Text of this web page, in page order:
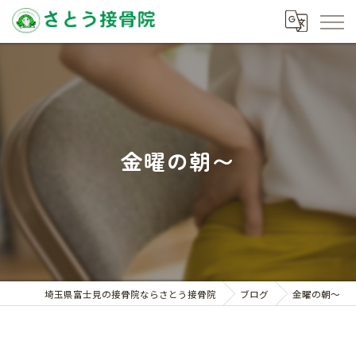
金曜の朝〜
埼玉県富士見の接骨院ならさとう接骨院 ブログ 金曜の朝〜